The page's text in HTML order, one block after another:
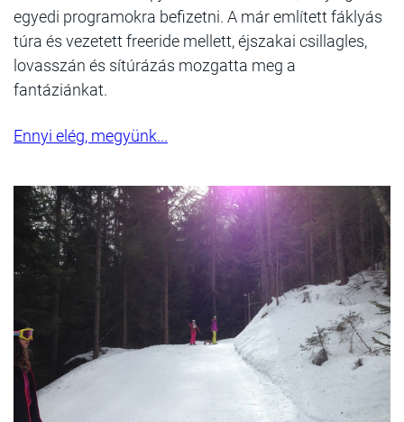
egyedi programokra befizetni. A már említett fáklyás
túra és vezetett freeride mellett, éjszakai csillagles,
lovasszán és sítúrázás mozgatta meg a
fantáziánkat.
Ennyi elég, megyünk...